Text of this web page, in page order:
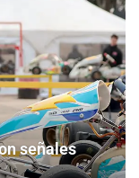
señales